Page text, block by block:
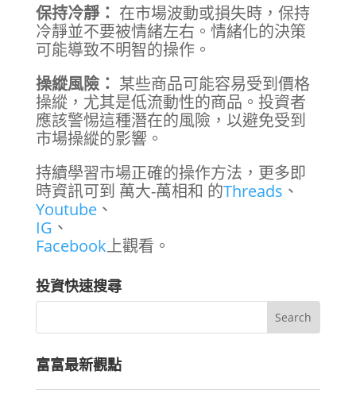
保持冷靜： 在市場波動或損失時，保持
冷靜並不要被情緒左右。情緒化的決策
可能導致不明智的操作。
操縱風險： 某些商品可能容易受到價格
操縱，尤其是低流動性的商品。投資者
應該警惕這種潛在的風險，以避免受到
市場操縱的影響。
持續學習市場正確的操作方法，更多即
時資訊可到 萬大-萬相和 的Threads 、
Youtube、
IG 、
Facebook上觀看。
投資快速搜尋
富富最新觀點